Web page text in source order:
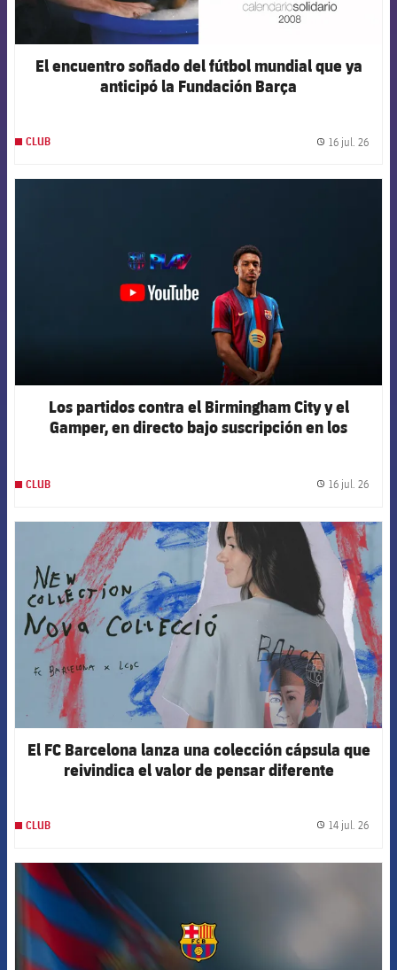
El encuentro soñado del fútbol mundial que ya
anticipó la Fundación Barça
CLUB 16 jul. 26
Los partidos contra el Birmingham City y el
Gamper, en directo bajo suscripción en los
CLUB 16 jul. 26
FCB Barcelona badge
El FC Barcelona lanza una colección cápsula que
reivindica el valor de pensar diferente
CLUB 14 jul. 26